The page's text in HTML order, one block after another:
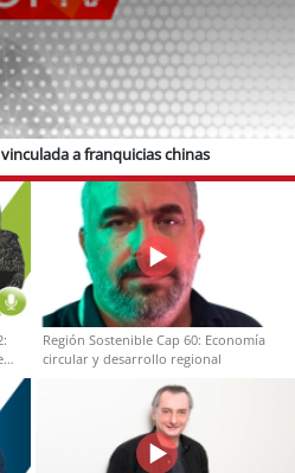
a franquicias chinas
Región Sostenible Cap 60: Economía
circular y desarrollo regional